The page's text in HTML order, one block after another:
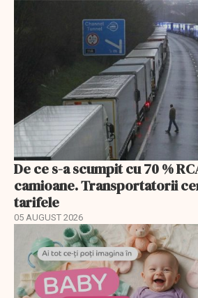
De ce s-a scumpit cu 70 %
camioane. Transportatorii
tarifele
05 AUGUST 2026